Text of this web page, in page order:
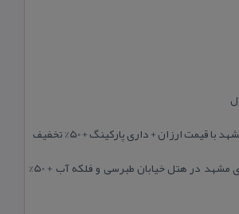
قیمت ارزان + داری پارکینگ + 50% تخفیف
لیست هتل آپارتمان های مشهد در هتل خیابان طبرسی و فلکه آب + 50%